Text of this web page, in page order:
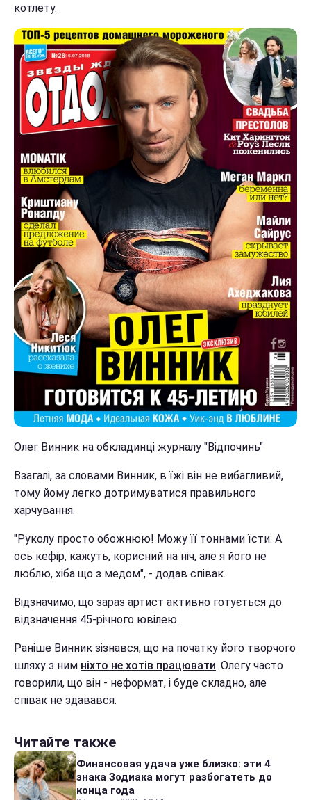
котлету.
Олег Винник на обкладинці журналу "Відпочинь"
Взагалі, за словами Винник, в їжі він не вибагливий,
тому йому легко дотримуватися правильного
харчування.
"Руколу просто обожнюю! Можу її тоннами їсти. А
ось кефір, кажуть, корисний на ніч, але я його не
люблю, хіба що з медом", - додав співак.
Відзначимо, що зараз артист активно готується до
відзначення 45-річного ювілею.
Раніше Винник зізнався, що на початку його творчого
шляху з ним ніхто не хотів працювати. Олегу часто
говорили, що він - неформат, і буде складно, але
співак не здавався.
Читайте также
Финансовая удача уже близко: эти 4
знака Зодиака могут разбогатеть до
конца года